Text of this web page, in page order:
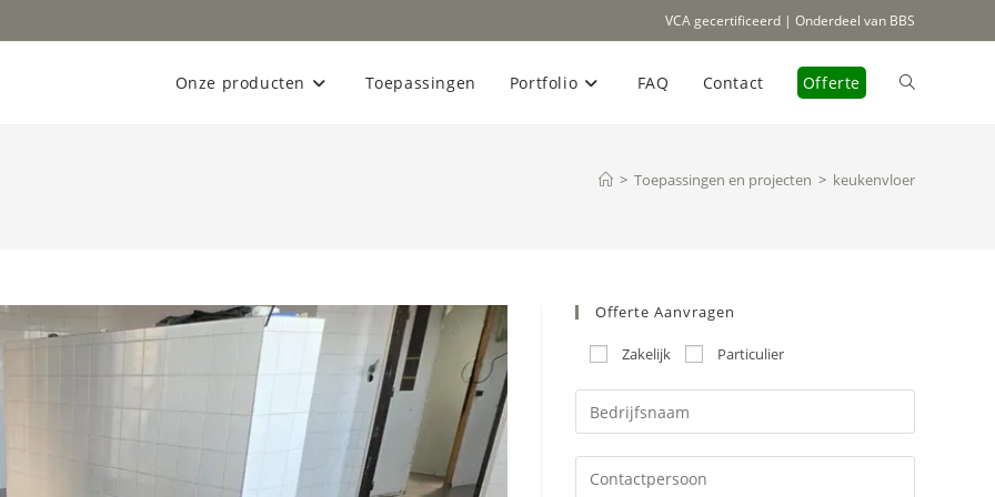
VCA gecertificeerd | Onderdeel van BBS
Onze producten Toepassingen Portfolio FAQ Contact Offerte Toggle
> Toepassingen en projecten > keukenvloer
Offerte Aanvragen
Zakelijk Particulier